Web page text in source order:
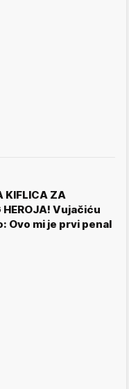
KIFLICA ZA
HEROJA! Vujačiću
Ovo mi je prvi penal